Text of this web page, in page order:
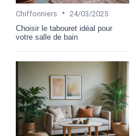
Chiffonniers • 24/03/2025
Choisir le tabouret idéal pour
votre salle de bain